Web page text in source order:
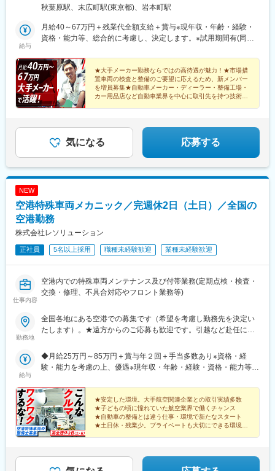
ます（会社規定による）。★請負先やお客様先での勤務。【北海
東】東京、神奈川、埼玉、千葉、茨城、栃木、群馬、山梨【東
海・北信越】愛知、岐阜、静岡、三重、新潟、長野、富山、石
国・四国】広島、山口、岡山、鳥取、島根、香川、徳島、愛媛、
高知【九州・沖縄】福岡、熊本、佐賀、大分、鹿児島、宮崎、長
崎、沖縄★マイカー通勤OK、駐車場完備！
秋葉原駅、末広町駅(東京都)、岩本町駅
給与
月給40～67万円＋残業代全額支給＋賞与※現年収・年齢・経験・
資格・能力等、総合的に考慮し、決定します。※試用期間有(同待
ます。【年収例】◆540万円／メーカーリコール／24歳 入社3年
／月給45万円◆600万円／メーカーリコール／35歳 入社8年／月
給50万円◆720万円／メーカーリコール／51歳 入社5年／月給60
万円
★大手メーカー勤務ならではの高待遇が魅力！★市場措
置車両の検査と整備のご要望に応えるため、新メンバー
を増員募集★自動車メーカー・ディーラー・整備工場・
カー用品店など自動車業界を中心に取引先を持つ技術者
気になる 応募する
NEW
空港特殊車両メカニック／完週休2日（土日）／全国の
空港勤務
株式会社レソリューション
正社員 5名以上採用 職種未経験歓迎 業種未経験歓迎
仕事内容
空港内での特殊車両メンテナンス及び付帯業務(定期点検・検査・
交換・修理、不具合対応やフロント業務等)
勤務地
全国各地にある空港での募集です（希望を考慮し勤務先を決定い
たします）。★遠方からのご応募も歓迎です。引越など赴任に伴
お客様先での勤務となります。【北海道・東北】 北海道、宮
城、青森、秋田、岩手、福島【関東】 東京、千葉、茨城【中
阪、兵庫、和歌山【中国・四国】 広島、山口、岡山、鳥取、島
根、香川、徳島、愛媛、高知【九州・沖縄】 福岡、熊本、佐
賀、大分、鹿児島、長崎、沖縄【交通】勤務先により異なりま
す。★マイカー通勤可能、駐車場完備
給与
◆月給25万円～85万円＋賞与年２回＋手当多数あり※資格・経
験・能力を考慮の上、優遇※現年収・年齢・経験・資格・能力等、
ご相談ください！※試用期間有(同待遇/最長6ヵ月)※各種手当、残業
代等はこれらとは別途支給いたします。【年収例】◆27歳（自動
車整備士2級）…年収336万円◆33歳（自動車整備士3級）…年収
420万円
★安定した環境。大手航空関連企業との取引実績多数
★子どもの頃に憧れていた航空業界で働くチャンス
★自動車の整備とは違う仕事・環境で新たなスタート
★土日休・残業少。プライベートも大切にできる環境